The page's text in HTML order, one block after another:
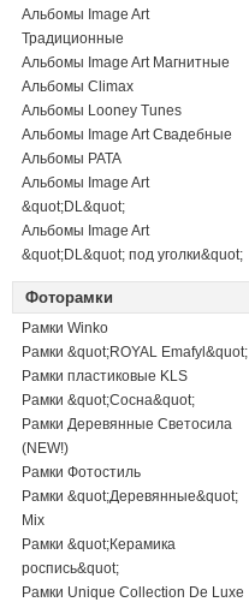
Альбомы Image Art
Традиционные
Альбомы Image Art Магнитные
Альбомы Climax
Альбомы Looney Tunes
Альбомы Image Art Свадебные
Альбомы PATA
Альбомы Image Art
&quot;DL&quot;
Альбомы Image Art
&quot;DL&quot; под уголки&quot;
Фоторамки
Рамки Winko
Рамки &quot;ROYAL Emafyl&quot;
Рамки пластиковые KLS
Рамки &quot;Сосна&quot;
Рамки Деревянные Светосила
(NEW!)
Рамки Фотостиль
Рамки &quot;Деревянные&quot;
Mix
Рамки &quot;Керамика
роспись&quot;
Рамки Unique Collection De Luxe